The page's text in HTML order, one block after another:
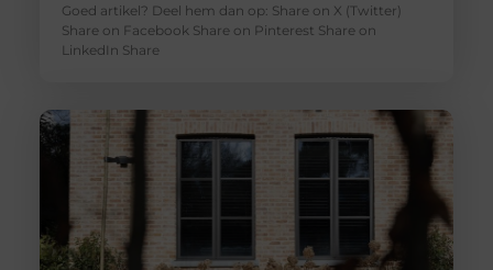
Goed artikel? Deel hem dan op: Share on X (Twitter)
Share on Facebook Share on Pinterest Share on
LinkedIn Share